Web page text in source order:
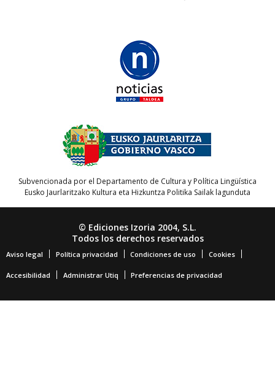
Subvencionada por el Departamento de Cultura y Política Lingüística
Eusko Jaurlaritzako Kultura eta Hizkuntza Politika Sailak lagunduta
© Ediciones Izoria 2004, S.L.
Todos los derechos reservados
Aviso legal Política privacidad Condiciones de uso Cookies
Accesibilidad Administrar Utiq Preferencias de privacidad